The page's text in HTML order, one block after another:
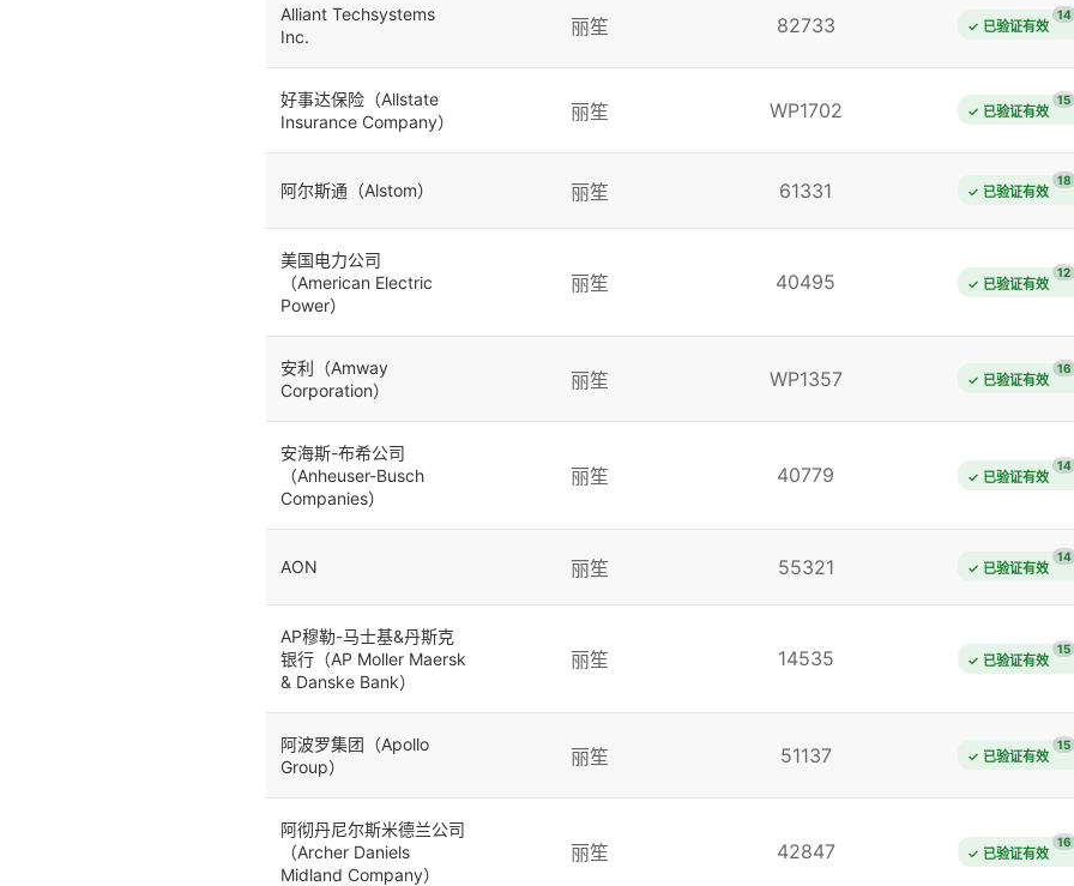
Alliant Techsystems
Inc.
丽笙 82733 ✓ 已验证有效
14
好事达保险（Allstate
Insurance Company）
丽笙 WP1702 ✓ 已验证有效
15
阿尔斯通（Alstom） 丽笙 61331 ✓ 已验证有效
18
美国电力公司
（American Electric
Power）
丽笙 40495 ✓ 已验证有效
12
安利（Amway
Corporation）
丽笙 WP1357 ✓ 已验证有效
16
安海斯-布希公司
（Anheuser-Busch
Companies）
丽笙 40779 ✓ 已验证有效
14
AON 丽笙 55321 ✓ 已验证有效
14
AP穆勒-马士基&丹斯克
银行（AP Moller Maersk
& Danske Bank）
丽笙 14535 ✓ 已验证有效
15
阿波罗集团（Apollo
Group）
丽笙 51137 ✓ 已验证有效
15
阿彻丹尼尔斯米德兰公司
（Archer Daniels
Midland Company）
丽笙 42847 ✓ 已验证有效
16